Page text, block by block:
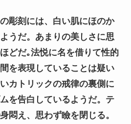
彫刻には、白い肌にほのか
うだ。あまりの美しさに思
どだ｡法悦に名を借りて性的
を表現していることは疑い
カトリックの戒律の裏側に
を告白しているようだ。テ
悶え、思わず瞼を閉じる。